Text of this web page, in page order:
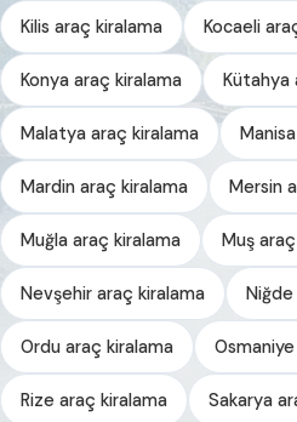
Kilis araç kiralama Kocaeli
Konya araç kiralama Kütahya
Malatya araç kiralama
Mardin araç kiralama Mersin
Muğla araç kiralama Muş
Nevşehir araç kiralama
Ordu araç kiralama
Rize araç kiralama Sakarya